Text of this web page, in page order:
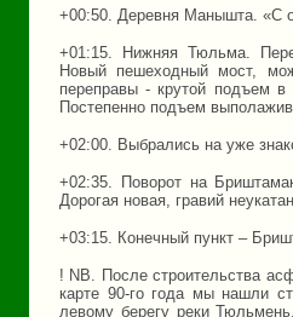
+00:50. Деревня Манышта. «С
+01:15. Нижняя Тюльма.
Новый пешеходный мост,
переправы - крутой подъем
Постепенно подъем
+02:00. Выбрались на уже
+02:35. Поворот на
Дорогая новая, гравий
+03:15. Конечный пункт –
! NB. После строительства
карте 90-го года мы нашли
левому берегу реки